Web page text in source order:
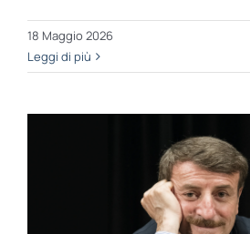
18 Maggio 2026
Leggi di più